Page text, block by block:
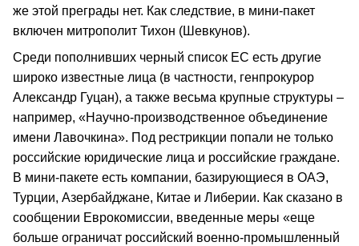
же этой преграды нет. Как следствие, в мини-пакет
включен митрополит Тихон (Шевкунов).
Среди пополнивших черный список ЕС есть другие
широко известные лица (в частности, генпрокурор
Александр Гуцан), а также весьма крупные структуры –
например, «Научно-производственное объединение
имени Лавочкина». Под рестрикции попали не только
российские юридические лица и российские граждане.
В мини-пакете есть компании, базирующиеся в ОАЭ,
Турции, Азербайджане, Китае и Либерии. Как сказано в
сообщении Еврокомиссии, введенные меры «еще
больше ограничат российский военно-промышленный